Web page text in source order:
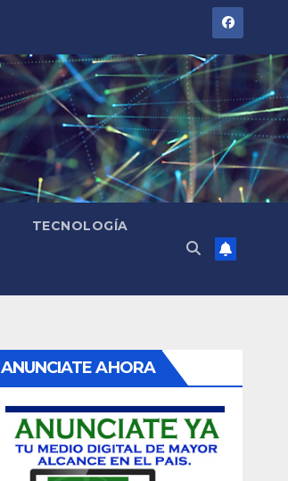
TECNOLOGÍA
ANUNCIATE AHORA